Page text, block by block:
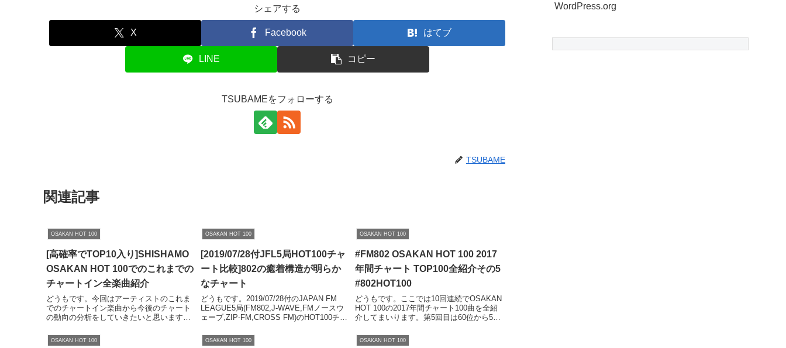
シェアする
X Facebook はてブ
LINE コピー
TSUBAMEをフォローする
TSUBAME
関連記事
OSAKAN HOT 100
[高確率でTOP10入り]SHISHAMO
OSAKAN HOT 100でのこれまでの
チャートイン全楽曲紹介
どうもです。今回はアーティストのこれま
でのチャートイン楽曲から今後のチャート
の動向の分析をしていきたいと思います。
SHISHAMOのOSAKAN HOT 100でのこれ
までのチャートイン全楽曲をご紹介しま
OSAKAN HOT 100
[2019/07/28付JFL5局HOT100チャ
ート比較]802の癒着構造が明らか
なチャート
どうもです。2019/07/28付のJAPAN FM
LEAGUE5局(FM802,J-WAVE,FMノースウ
ェーブ,ZIP-FM,CROSS FM)のHOT100チャ
人気なのか、一目で確認できます。ぜ...
OSAKAN HOT 100
#FM802 OSAKAN HOT 100 2017
年間チャート TOP100全紹介その5
#802HOT100
どうもです。ここでは10回連続でOSAKAN
HOT 100の2017年間チャート100曲を全紹
介してまいります。第5回目は60位から51
も全曲紹介していますのでぜひ参考になさ
ってください。集計期間は2...
OSAKAN HOT 100 OSAKAN HOT 100 OSAKAN HOT 100
WordPress.org